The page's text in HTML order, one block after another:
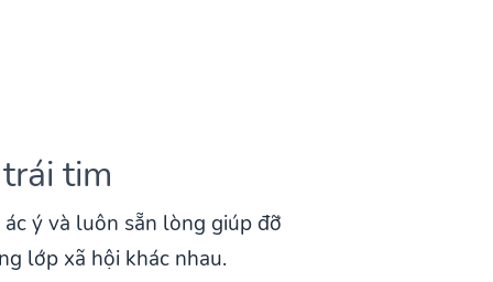
tim
ý và luôn sẵn lòng giúp đỡ
lớp xã hội khác nhau.